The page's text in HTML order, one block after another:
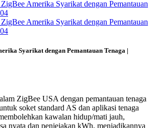
Syarikat dengan Pemantauan Tenaga |
ZigBee USA dengan pemantauan tenaga
soket standard AS dan aplikasi tenaga
kawalan hidup/mati jauh,
nyata dan penjejakan kWh, menjadikannya